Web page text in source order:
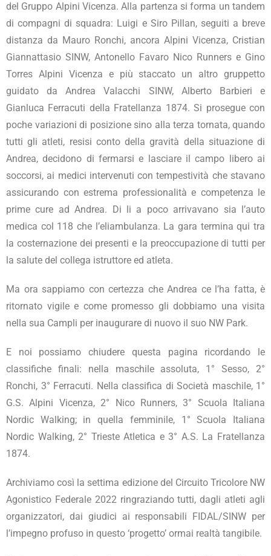
del Gruppo Alpini Vicenza. Alla partenza si forma un tandem
di compagni di squadra: Luigi e Siro Pillan, seguiti a breve
distanza da Mauro Ronchi, ancora Alpini Vicenza, Cristian
Giannattasio SINW, Antonello Favaro Nico Runners e Gino
Torres Alpini Vicenza e più staccato un altro gruppetto
guidato da Andrea Valacchi SINW, Alberto Barbieri e
Gianluca Ferracuti della Fratellanza 1874. Si prosegue con
poche variazioni di posizione sino alla terza tornata, quando
tutti gli atleti, resisi conto della gravità della situazione di
Andrea, decidono di fermarsi e lasciare il campo libero ai
soccorsi, ai medici intervenuti con tempestività che stavano
assicurando con estrema professionalità e competenza le
prime cure ad Andrea. Di li a poco arrivavano sia l’auto
medica col 118 che l’eliambulanza. La gara termina qui tra
la costernazione dei presenti e la preoccupazione di tutti per
la salute del collega istruttore ed atleta.
Ma ora sappiamo con certezza che Andrea ce l’ha fatta, è
ritornato vigile e come promesso gli dobbiamo una visita
nella sua Campli per inaugurare di nuovo il suo NW Park.
E noi possiamo chiudere questa pagina ricordando le
classifiche finali: nella maschile assoluta, 1° Sesso, 2°
Ronchi, 3° Ferracuti. Nella classifica di Società maschile, 1°
G.S. Alpini Vicenza, 2° Nico Runners, 3° Scuola Italiana
Nordic Walking; in quella femminile, 1° Scuola Italiana
Nordic Walking, 2° Trieste Atletica e 3° A.S. La Fratellanza
1874.
Archiviamo così la settima edizione del Circuito Tricolore NW
Agonistico Federale 2022 ringraziando tutti, dagli atleti agli
organizzatori, dai giudici ai responsabili FIDAL/SINW per
l’impegno profuso in questo ‘progetto’ ormai realtà tangibile.